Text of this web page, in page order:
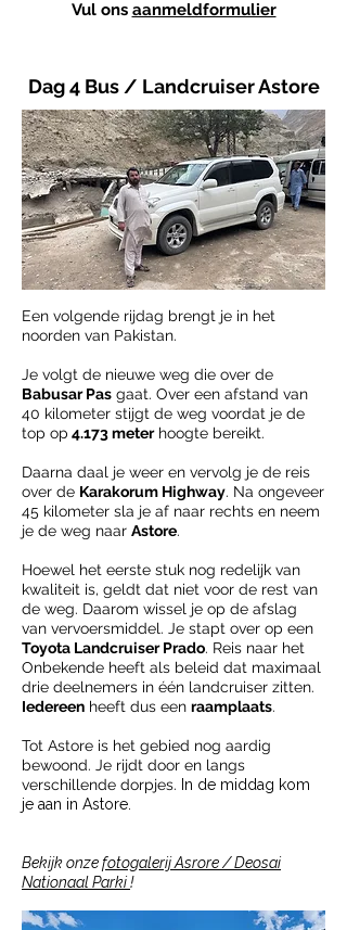
Vul ons aanmeldformulier
Dag 4 Bus / Landcruiser Astore
Een volgende rijdag brengt je in het
noorden van Pakistan.
Je volgt de nieuwe weg die over de
Babusar Pas gaat. Over een afstand van
40 kilometer stijgt de weg voordat je de
top op 4.173 meterhoogte bereikt.
Daarna daal je weer en vervolg je de reis
over de Karakorum Highway. Na ongeveer
45 kilometer sla je af naar rechts en neem
je de weg naar Astore.
Hoewel het eerste stuk nog redelijk van
kwaliteit is, geldt dat niet voor de rest van
de weg. Daarom wissel je op de afslag
van vervoersmiddel. Je stapt over op een
Toyota Landcruiser Prado. Reis naar het
Onbekende heeft als beleid dat maximaal
drie deelnemers in één landcruiser zitten.
Iedereen heeft dus een raamplaats.
Tot Astore is het gebied nog aardig
bewoond. Je rijdt door en langs
verschillende dorpjes. In de middag kom
je aan in Astore.
Bekijk onzefotogalerij Asrore / Deosai
Nationaal Parki!